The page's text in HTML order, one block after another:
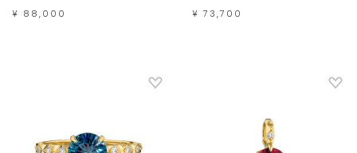
¥ 88,000 ¥ 73,700